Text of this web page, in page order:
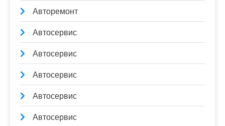
Авторемонт
Автосервис
Автосервис
Автосервис
Автосервис
Автосервис